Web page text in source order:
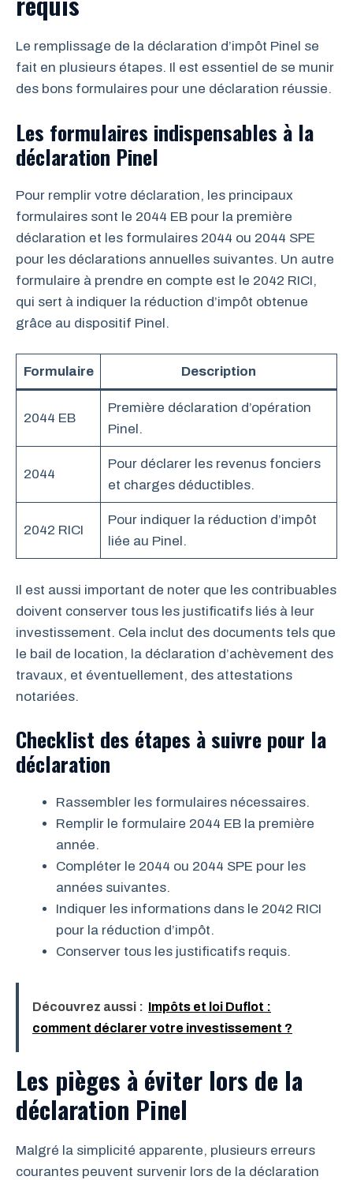
Le remplissage de la déclaration d’impôt Pinel se
fait en plusieurs étapes. Il est essentiel de se munir
des bons formulaires pour une déclaration réussie.
Les formulaires indispensables à la
déclaration Pinel
Pour remplir votre déclaration, les principaux
formulaires sont le 2044 EB pour la première
déclaration et les formulaires 2044 ou 2044 SPE
pour les déclarations annuelles suivantes. Un autre
formulaire à prendre en compte est le 2042 RICI,
qui sert à indiquer la réduction d’impôt obtenue
grâce au dispositif Pinel.
Formulaire Description
2044 EB
Première déclaration d’opération
Pinel.
2044
Pour déclarer les revenus fonciers
et charges déductibles.
2042 RICI
Pour indiquer la réduction d’impôt
liée au Pinel.
Il est aussi important de noter que les contribuables
doivent conserver tous les justificatifs liés à leur
investissement. Cela inclut des documents tels que
le bail de location, la déclaration d’achèvement des
travaux, et éventuellement, des attestations
notariées.
Checklist des étapes à suivre pour la
déclaration
Rassembler les formulaires nécessaires.
Remplir le formulaire 2044 EB la première
année.
Compléter le 2044 ou 2044 SPE pour les
années suivantes.
Indiquer les informations dans le 2042 RICI
pour la réduction d’impôt.
Conserver tous les justificatifs requis.
Découvrez aussi : Impôts et loi Duflot :
comment déclarer votre investissement ?
Les pièges à éviter lors de la
déclaration Pinel
Malgré la simplicité apparente, plusieurs erreurs
courantes peuvent survenir lors de la déclaration